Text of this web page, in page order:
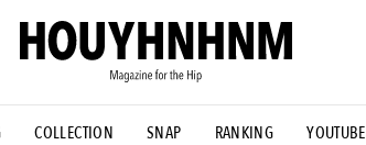
COLLECTION SNAP RANKING YOUTUBE
ミット #NEW VINTAGE #マイナーグッド図鑑